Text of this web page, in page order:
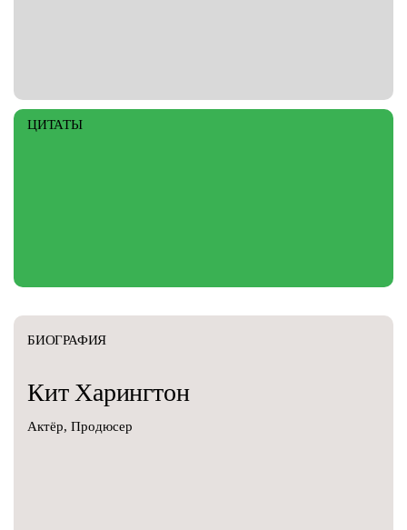
ЦИТАТЫ
БИОГРАФИЯ
Кит Харингтон
Актёр, Продюсер